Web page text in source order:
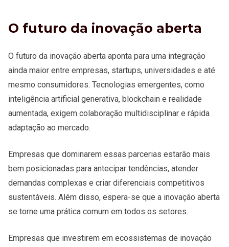
O futuro da inovação aberta
O futuro da inovação aberta aponta para uma integração
ainda maior entre empresas, startups, universidades e até
mesmo consumidores. Tecnologias emergentes, como
inteligência artificial generativa, blockchain e realidade
aumentada, exigem colaboração multidisciplinar e rápida
adaptação ao mercado.
Empresas que dominarem essas parcerias estarão mais
bem posicionadas para antecipar tendências, atender
demandas complexas e criar diferenciais competitivos
sustentáveis. Além disso, espera-se que a inovação aberta
se torne uma prática comum em todos os setores.
Empresas que investirem em ecossistemas de inovação